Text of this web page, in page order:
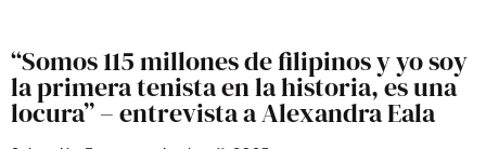
“Somos 115 millones de filipinos y yo soy
la primera tenista en la historia, es una
locura” – entrevista a Alexandra Eala